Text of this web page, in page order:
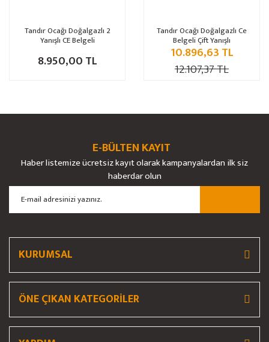
Tandır Ocağı Doğalgazlı 2
Yanışlı CE Belgeli
8.950,00 TL
Tandır Ocağı Doğalgazlı Ce
Belgeli Çift Yanışlı
10.896,63 TL
12.107,37 TL
E-BÜLTEN KAYIT
Haber listemize ücretsiz kayıt olarak kampanyalardan ilk siz
haberdar olun
KURUMSAL
ÖNE ÇIKAN KATEGORİLER